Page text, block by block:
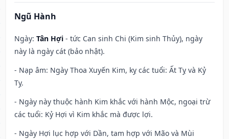
Ngũ Hành
Ngày: Tân Hợi - tức Can sinh Chi (Kim sinh Thủy), ngày
này là ngày cát (bảo nhật).
- Nạp âm: Ngày Thoa Xuyến Kim, kỵ các tuổi: Ất Tỵ và Kỷ
Tỵ.
- Ngày này thuộc hành Kim khắc với hành Mộc, ngoại trừ
các tuổi: Kỷ Hợi vì Kim khắc mà được lợi.
- Ngày Hợi lục hợp với Dần, tam hợp với Mão và Mùi